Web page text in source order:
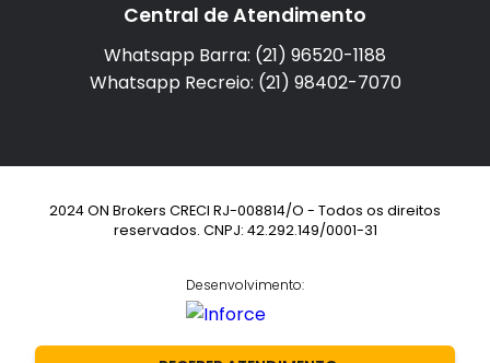
Central de Atendimento
Whatsapp Barra: (21) 96520-1188
Whatsapp Recreio: (21) 98402-7070
2024 ON Brokers CRECI RJ-008814/O - Todos os direitos
reservados. CNPJ: 42.292.149/0001-31
Desenvolvimento: